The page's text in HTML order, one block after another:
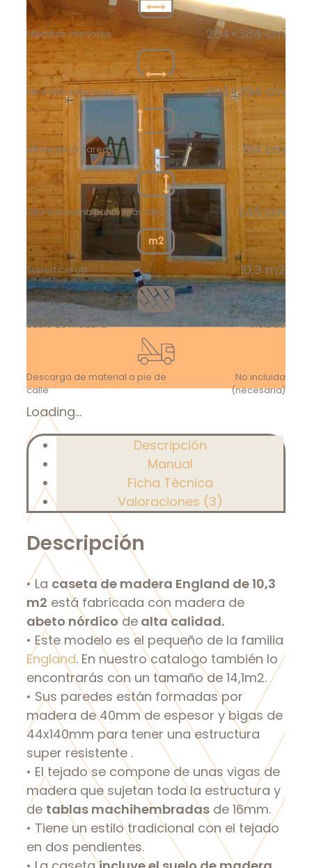
Medidas interiores 284×384 cm
Medidas exteriores 294×394 cm
Altura de la pared 194 cm
Altura máxima punto más alto 245 cm
Superfície útil 10,3 m2
Suelo de madera Incluido
Descarga de material a pie de
calle
No incluida
(necesaria)
Loading...
Descripción
Manual
Ficha Técnica
Valoraciones (3)
Descripción
• La caseta de madera England de 10,3
m2 está fabricada con madera de
abeto nórdico de alta calidad.
• Este modelo es el pequeño de la familia
England. En nuestro catalogo también lo
encontrarás con un tamaño de 14,1m2.
• Sus paredes están formadas por
madera de 40mm de espesor y bigas de
44x140mm para tener una estructura
super resistente .
• El tejado se compone de unas vigas de
madera que sujetan toda la estructura y
de tablas machihembradas de 16mm.
• Tiene un estilo tradicional con el tejado
en dos pendientes.